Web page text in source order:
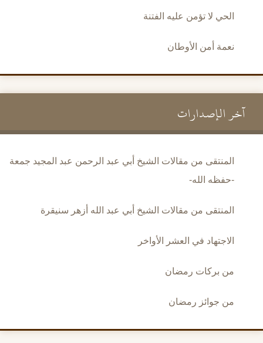
الحي لا تؤمن عليه الفتنة
نعمة أمن الأوطان
آخر الإصدارات
المنتقى من مقالات الشيخ أبي عبد الرحمن عبد المجيد جمعة
-حفظه الله-
المنتقى من مقالات الشيخ أبي عبد الله أزهر سنيقرة
الاجتهاد في العشر الأواخر
من بركات رمضان
من جوائز رمضان